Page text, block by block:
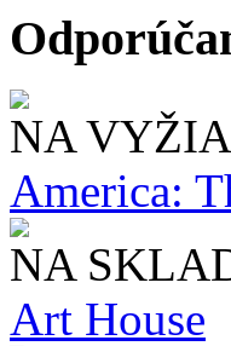
NA
America:
NA
Art House